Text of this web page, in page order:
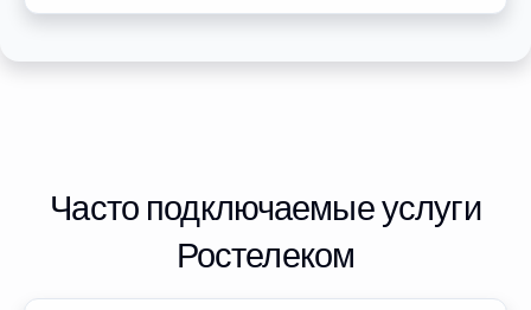
Часто подключаемые услуги
Ростелеком